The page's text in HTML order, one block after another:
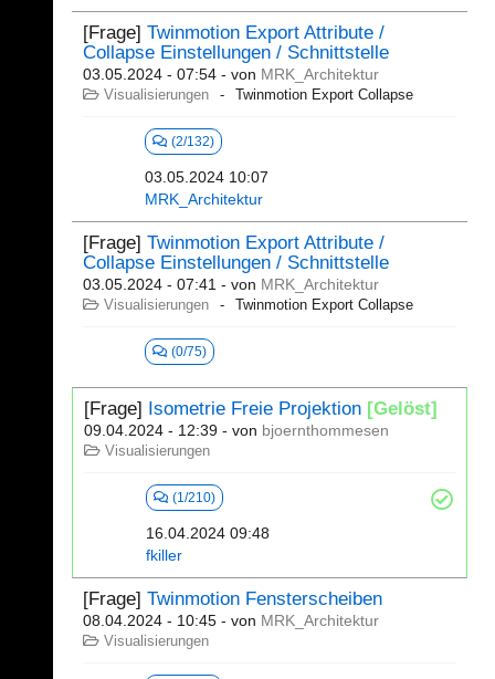
[Frage] Twinmotion Export Attribute /
Collapse Einstellungen / Schnittstelle
03.05.2024 - 07:54 - von MRK_Architektur
Visualisierungen Twinmotion Export Collapse
(2/132)
03.05.2024 10:07
MRK_Architektur
[Frage] Twinmotion Export Attribute /
Collapse Einstellungen / Schnittstelle
03.05.2024 - 07:41 - von MRK_Architektur
Visualisierungen Twinmotion Export Collapse
(0/75)
[Frage] Isometrie Freie Projektion [Gelöst]
09.04.2024 - 12:39 - von bjoernthommesen
Visualisierungen
(1/210)
16.04.2024 09:48
fkiller
[Frage] Twinmotion Fensterscheiben
08.04.2024 - 10:45 - von MRK_Architektur
Visualisierungen